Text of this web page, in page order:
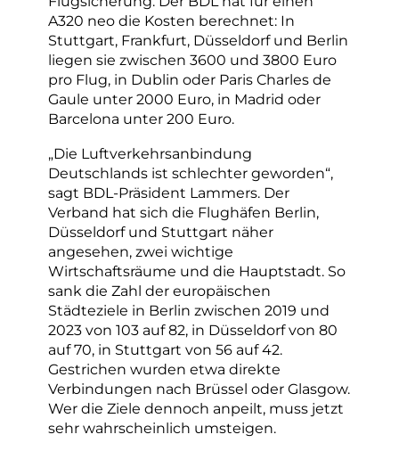
A320 neo die Kosten berechnet: In
Stuttgart, Frankfurt, Düsseldorf und Berlin
liegen sie zwischen 3600 und 3800 Euro
pro Flug, in Dublin oder Paris Charles de
Gaule unter 2000 Euro, in Madrid oder
Barcelona unter 200 Euro.
„Die Luftverkehrsanbindung
Deutschlands ist schlechter geworden“,
sagt BDL-Präsident Lammers. Der
Verband hat sich die Flughäfen Berlin,
Düsseldorf und Stuttgart näher
angesehen, zwei wichtige
Wirtschaftsräume und die Hauptstadt. So
sank die Zahl der europäischen
Städteziele in Berlin zwischen 2019 und
2023 von 103 auf 82, in Düsseldorf von 80
auf 70, in Stuttgart von 56 auf 42.
Gestrichen wurden etwa direkte
Verbindungen nach Brüssel oder Glasgow.
Wer die Ziele dennoch anpeilt, muss jetzt
sehr wahrscheinlich umsteigen.